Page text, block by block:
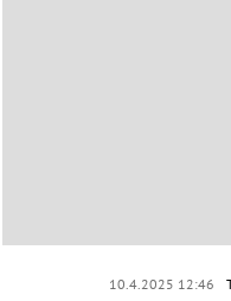
10.4.2025 12:46